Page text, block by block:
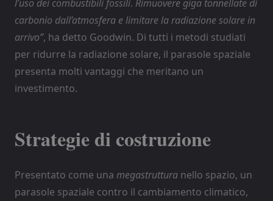
l’uso dei combustibili fossili. Rimuovere giga tonnellate di
carbonio dall’atmosfera e limitare la radiazione solare in
arrivo”, ha detto Goodwin. Di tutti i metodi studiati
per ridurre la radiazione solare, il parasole spaziale
presenta molti vantaggi che meritano un
investimento.
Strategie di costruzione
Presentato come una megastruttura nello spazio, un
parasole spaziale contro il cambiamento climatico,